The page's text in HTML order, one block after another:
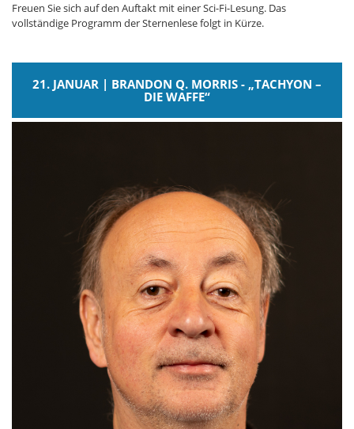
Freuen Sie sich auf den Auftakt mit einer Sci-Fi-Lesung. Das
vollständige Programm der Sternenlese folgt in Kürze.
21. JANUAR | BRANDON Q. MORRIS - „TACHYON –
DIE WAFFE“